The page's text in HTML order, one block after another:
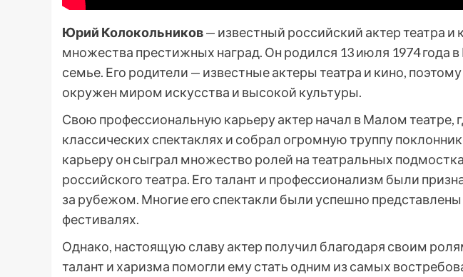
Юрий Колокольников— известный российский актер театра и
множества престижных наград. Он родился 13 июля 1974 года
семье. Его родители — известные актеры театра и кино,
окружен миром искусства и высокой культуры.
Свою профессиональную карьеру актер начал в Малом театре,
классических спектаклях и собрал огромную труппу
карьеру он сыграл множество ролей на театральных
российского театра. Его талант и профессионализм были
за рубежом. Многие его спектакли были успешно
фестивалях.
Однако, настоящую славу актер получил благодаря своим
талант и харизма помогли ему стать одним из самых